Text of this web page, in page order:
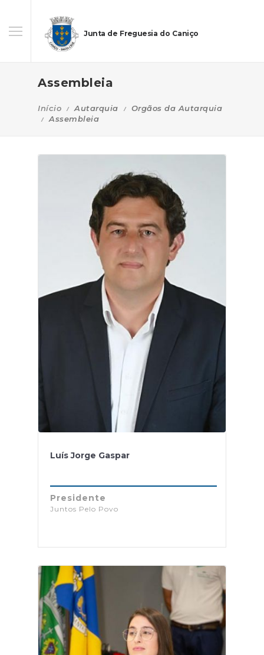
Junta de Freguesia do Caniço
Assembleia
Início Autarquia
Orgãos da Autarquia
Assembleia
Luís Jorge Gaspar
Presidente
Juntos Pelo Povo